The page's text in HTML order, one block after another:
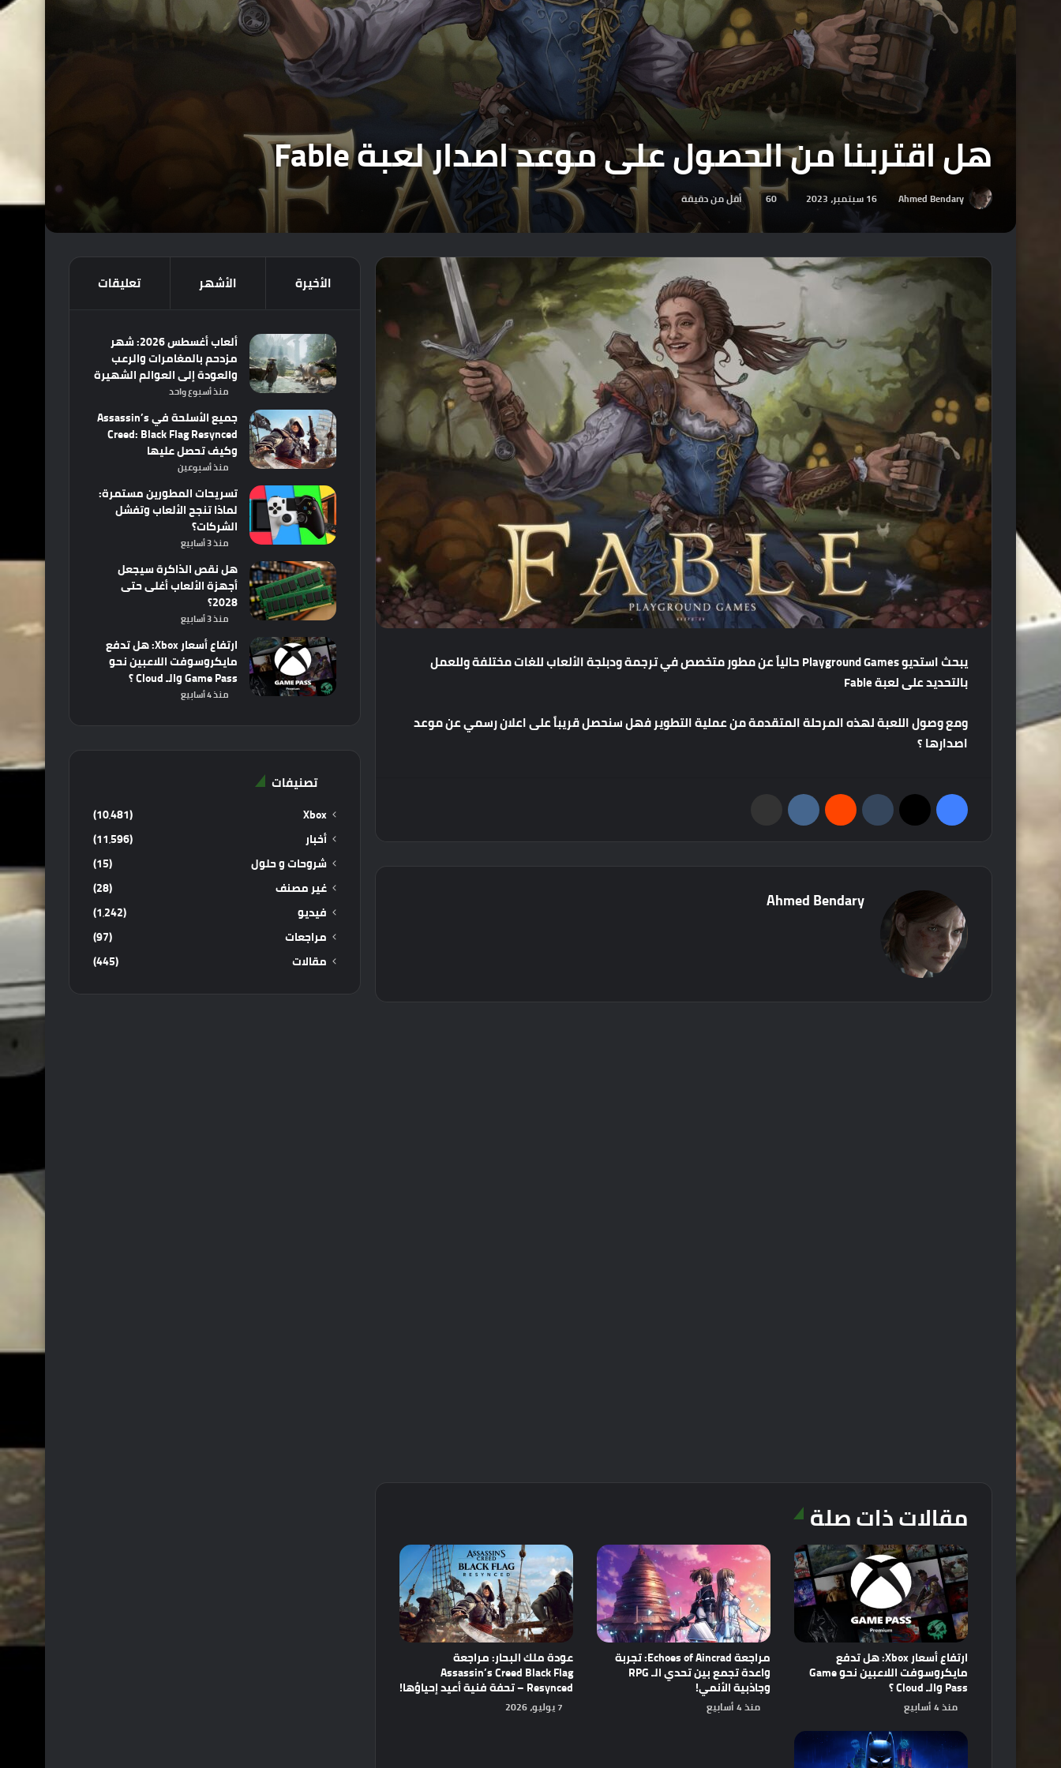
هل اقتربنا من الحصول على موعد اصدار لعبة Fable
Ahmed Bendary 16 سبتمبر، 2023 60 أقل من دقيقة
يبحثاستديو حالياًعنمطورمتخصصفيترجمةودبلجةالألعابللغاتمختلفةوللعمل
بالتحديدعلىلعبةFable
ومعوصولاللعبةلهذهالمرحلةالمتقدمةمنعمليةالتطويرفهلسنحصلقريباًعلىاعلانرسميعنموعد
اصدارها؟
Ahmed Bendary
مقالات ذات صلة
ارتفاع أسعار Xbox: هل تدفع
مايكروسوفت اللاعبين نحو Game
Pass والـ Cloud ؟
منذ 4 أسابيع
مراجعة Echoes of Aincrad: تجربة
واعدة تجمع بين تحدي الـ RPG
وجاذبية الأنمي!
منذ 4 أسابيع
عودة ملك البحار: مراجعة
Assassin’s Creed Black Flag
Resynced – تحفة فنية أعيد إحياؤها!
7 يوليو، 2026
الأخيرة الأشهر تعليقات
ألعاب أغسطس 2026: شهر
مزدحم بالمغامرات والرعب
والعودة إلى العوالم الشهيرة
منذ أسبوع واحد
جميع الأسلحة في Assassin’s
Creed: Black Flag Resynced
وكيف تحصل عليها
منذ أسبوعين
تسريحات المطورين مستمرة:
لماذا تنجح الألعاب وتفشل
الشركات؟
منذ 3 أسابيع
هل نقص الذاكرة سيجعل
أجهزة الألعاب أغلى حتى
2028؟
منذ 3 أسابيع
ارتفاع أسعار Xbox: هل تدفع
مايكروسوفت اللاعبين نحو
Game Pass والـ Cloud ؟
منذ 4 أسابيع
تصنيفات
Xbox
(10٬481)
أخبار
(11٬596)
شروحات و حلول
(15)
غير مصنف
(28)
فيديو
(1٬242)
مراجعات
(97)
مقالات
(445)